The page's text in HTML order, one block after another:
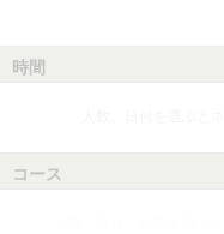
時間
コース